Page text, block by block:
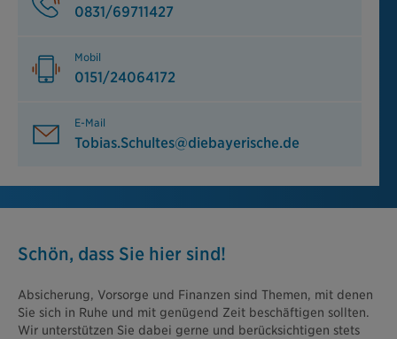
0831/69711427
Mobil
0151/24064172
E-Mail
Tobias.Schultes@diebayerische.de
Schön, dass Sie hier sind!
Absicherung, Vorsorge und Finanzen sind Themen, mit denen
Sie sich in Ruhe und mit genügend Zeit beschäftigen sollten.
Wir unterstützen Sie dabei gerne und berücksichtigen stets